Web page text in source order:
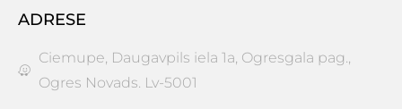
ADRESE
Ciemupe, Daugavpils iela 1a, Ogresgala pag.,
Ogres Novads. Lv-5001